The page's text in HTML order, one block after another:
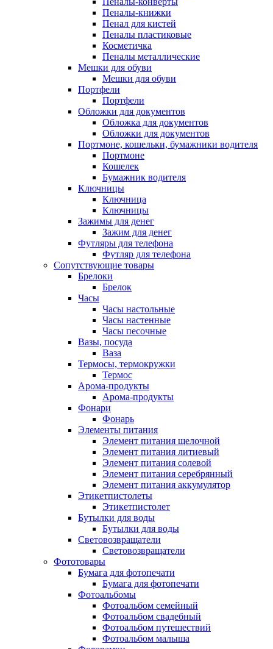
Пеналы-книжки
Пенал для кистей
Пеналы пластиковые
Косметичка
Пеналы металлические
Мешки для обуви
Мешки для обуви
Портфели
Портфели
Обложки для документов
Обложка для документов
Обложки для документов
Портмоне, кошельки, бумажники водителя
Портмоне
Кошелек
Бумажник водителя
Ключницы
Ключница
Ключницы
Зажимы для денег
Зажим для денег
Футляры для телефона
Футляр для телефона
Сопутствующие товары
Брелоки
Брелок
Часы
Часы настольные
Часы настенные
Часы песочные
Вазы, посуда
Ваза
Термосы, термокружки
Термос
Арома-продукты
Арома-продукты
Фонари
Фонарь
Элементы питания
Элемент питания щелочной
Элемент питания литиевый
Элемент питания солевой
Элемент питания серебрянный
Элемент питания аккумулятор
Этикетпистолеты
Этикетпистолет
Бутылки для воды
Бутылки для воды
Световозвращатели
Световозвращатели
Фототовары
Бумага для фотопечати
Бумага для фотопечати
Фотоальбомы
Фотоальбом семейный
Фотоальбом свадебный
Фотоальбом путешествий
Фотоальбом малыша